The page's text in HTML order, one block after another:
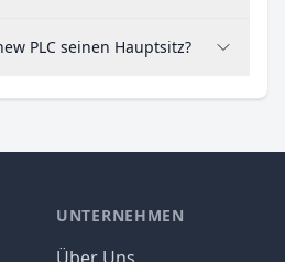
PLC seinen Hauptsitz?
UNTERNEHMEN